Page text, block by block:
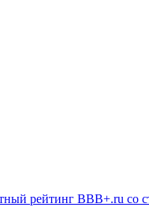
рейтинг BBB+.ru со